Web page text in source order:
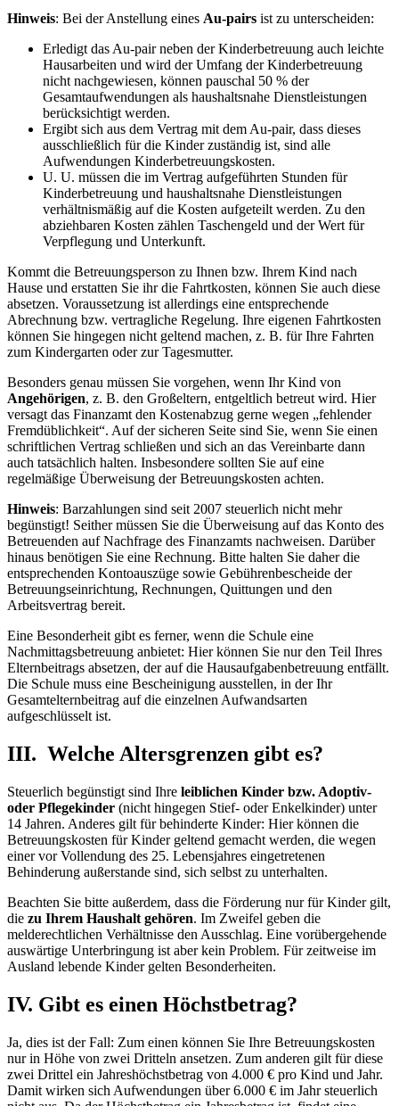
Hinweis: Bei der Anstellung eines Au-pairs ist zu unterscheiden:
Erledigt das Au-pair neben der Kinderbetreuung auch leichte
Hausarbeiten und wird der Umfang der Kinderbetreuung
nicht nachgewiesen, können pauschal 50 % der
Gesamtaufwendungen als haushaltsnahe Dienstleistungen
berücksichtigt werden.
Ergibt sich aus dem Vertrag mit dem Au-pair, dass dieses
ausschließlich für die Kinder zuständig ist, sind alle
Aufwendungen Kinderbetreuungskosten.
U. U. müssen die im Vertrag aufgeführten Stunden für
Kinderbetreuung und haushaltsnahe Dienstleistungen
verhältnismäßig auf die Kosten aufgeteilt werden. Zu den
abziehbaren Kosten zählen Taschengeld und der Wert für
Verpflegung und Unterkunft.
Kommt die Betreuungsperson zu Ihnen bzw. Ihrem Kind nach
Hause und erstatten Sie ihr die Fahrtkosten, können Sie auch diese
absetzen. Voraussetzung ist allerdings eine entsprechende
Abrechnung bzw. vertragliche Regelung. Ihre eigenen Fahrtkosten
können Sie hingegen nicht geltend machen, z. B. für Ihre Fahrten
zum Kindergarten oder zur Tagesmutter.
Besonders genau müssen Sie vorgehen, wenn Ihr Kind von
Angehörigen, z. B. den Großeltern, entgeltlich betreut wird. Hier
versagt das Finanzamt den Kostenabzug gerne wegen „fehlender
Fremdüblichkeit“. Auf der sicheren Seite sind Sie, wenn Sie einen
schriftlichen Vertrag schließen und sich an das Vereinbarte dann
auch tatsächlich halten. Insbesondere sollten Sie auf eine
regelmäßige Überweisung der Betreuungskosten achten.
Hinweis: Barzahlungen sind seit 2007 steuerlich nicht mehr
begünstigt! Seither müssen Sie die Überweisung auf das Konto des
Betreuenden auf Nachfrage des Finanzamts nachweisen. Darüber
hinaus benötigen Sie eine Rechnung. Bitte halten Sie daher die
entsprechenden Kontoauszüge sowie Gebührenbescheide der
Betreuungseinrichtung, Rechnungen, Quittungen und den
Arbeitsvertrag bereit.
Eine Besonderheit gibt es ferner, wenn die Schule eine
Nachmittagsbetreuung anbietet: Hier können Sie nur den Teil Ihres
Elternbeitrags absetzen, der auf die Hausaufgabenbetreuung entfällt.
Die Schule muss eine Bescheinigung ausstellen, in der Ihr
Gesamtelternbeitrag auf die einzelnen Aufwandsarten
aufgeschlüsselt ist.
III. Welche Altersgrenzen gibt es?
Steuerlich begünstigt sind Ihre leiblichen Kinder bzw. Adoptiv-
oder Pflegekinder (nicht hingegen Stief- oder Enkelkinder) unter
14 Jahren. Anderes gilt für behinderte Kinder: Hier können die
Betreuungskosten für Kinder geltend gemacht werden, die wegen
einer vor Vollendung des 25. Lebensjahres eingetretenen
Behinderung außerstande sind, sich selbst zu unterhalten.
Beachten Sie bitte außerdem, dass die Förderung nur für Kinder gilt,
die zu Ihrem Haushalt gehören. Im Zweifel geben die
melderechtlichen Verhältnisse den Ausschlag. Eine vorübergehende
auswärtige Unterbringung ist aber kein Problem. Für zeitweise im
Ausland lebende Kinder gelten Besonderheiten.
IV. Gibt es einen Höchstbetrag?
Ja, dies ist der Fall: Zum einen können Sie Ihre Betreuungskosten
nur in Höhe von zwei Dritteln ansetzen. Zum anderen gilt für diese
zwei Drittel ein Jahreshöchstbetrag von 4.000 € pro Kind und Jahr.
Damit wirken sich Aufwendungen über 6.000 € im Jahr steuerlich